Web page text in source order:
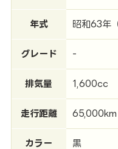
年式 昭和63年
グレード -
排気量 1,600cc
走行距離 65,000km
カラー 黒